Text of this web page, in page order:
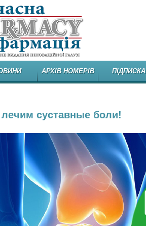
АРХІВ НОМЕРІВ ПІДПИСКА
суставные боли!